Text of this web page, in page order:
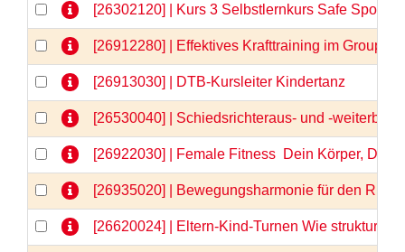
[26302120] | Kurs 3 Selbstlernkurs Safe Sport
[26912280] | Effektives Krafttraining im
[26913030] | DTB-Kursleiter Kindertanz
[26530040] | Schiedsrichteraus- und -
[26922030] | Female Fitness  Dein Körper,
[26935020] | Bewegungsharmonie für den
[26620024] | Eltern-Kind-Turnen Wie